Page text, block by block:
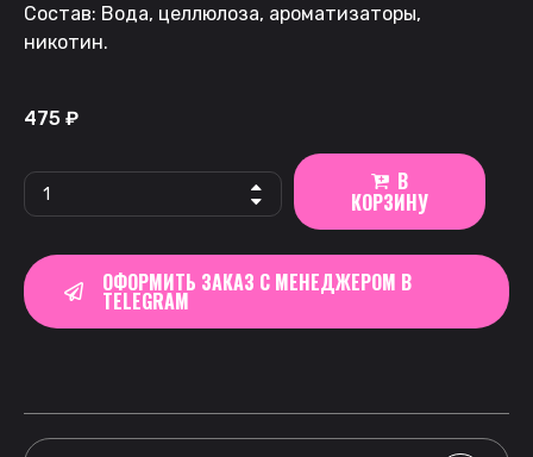
Состав: Вода, целлюлоза, ароматизаторы,
никотин.
475 ₽
В
КОРЗИНУ
ОФОРМИТЬ ЗАКАЗ С МЕНЕДЖЕРОМ В
TELEGRAM